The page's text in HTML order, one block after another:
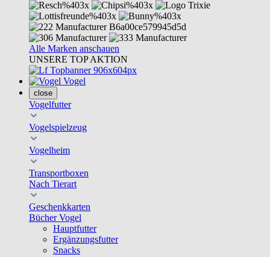
Alle Marken anschauen
UNSERE TOP AKTION
Vogel
close
Vogelfutter
Vogelspielzeug
Vogelheim
Transportboxen
Nach Tierart
Geschenkkarten
Bücher Vogel
Hauptfutter
Ergänzungsfutter
Snacks